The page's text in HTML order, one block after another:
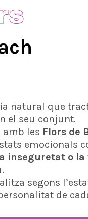
natural que
el seu conjunt.
amb les Flors de
emocionals
inseguretat o
.
segons
de